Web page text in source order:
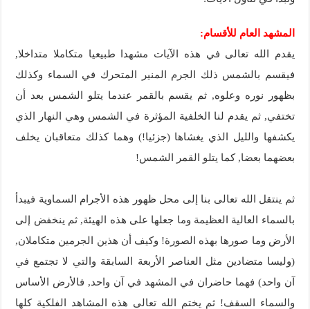
المشهد العام للأقسام:
يقدم الله تعالى في هذه الآيات مشهدا طبيعيا متكاملا متداخلا,
فيقسم بالشمس ذلك الجرم المنير المتحرك في السماء وكذلك
بظهور نوره وعلوه, ثم يقسم بالقمر عندما يتلو الشمس بعد أن
تختفي, ثم يقدم لنا الخلفية المؤثرة في الشمس وهي النهار الذي
يكشفها والليل الذي يغشاها (جزئيا!) وهما كذلك متعاقبان يخلف
بعضهما بعضا, كما يتلو القمر الشمس!
ثم ينتقل الله تعالى بنا إلى محل ظهور هذه الأجرام السماوية فيبدأ
بالسماء العالية العظيمة وما جعلها على هذه الهيئة, ثم ينخفض إلى
الأرض وما صورها بهذه الصورة! وكيف أن هذين الجرمين متكاملان,
(وليسا متضادين مثل العناصر الأربعة السابقة والتي لا تجتمع في
آن واحد) فهما حاضران في المشهد في آن واحد, فالأرض الأساس
والسماء السقف! ثم يختم الله تعالى هذه المشاهد الفلكية كلها